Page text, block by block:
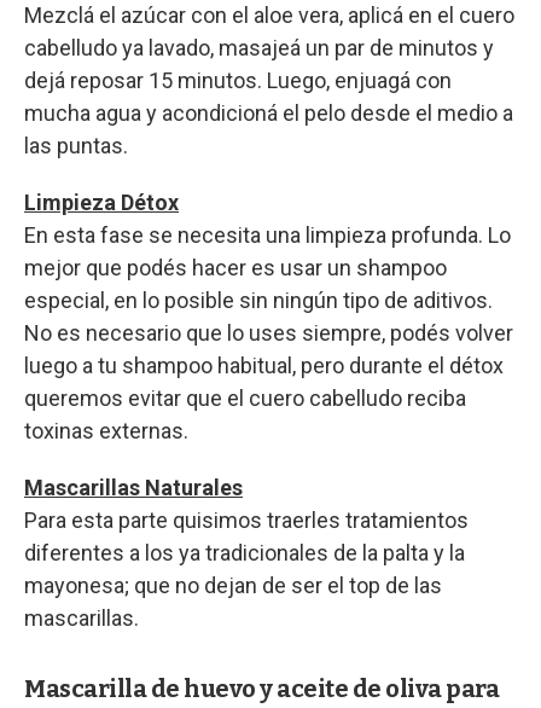
Mezclá el azúcar con el aloe vera, aplicá en el cuero
cabelludo ya lavado, masajeá un par de minutos y
dejá reposar 15 minutos. Luego, enjuagá con
mucha agua y acondicioná el pelo desde el medio a
las puntas.
Limpieza Détox
En esta fase se necesita una limpieza profunda. Lo
mejor que podés hacer es usar un shampoo
especial, en lo posible sin ningún tipo de aditivos.
No es necesario que lo uses siempre, podés volver
luego a tu shampoo habitual, pero durante el détox
queremos evitar que el cuero cabelludo reciba
toxinas externas.
Mascarillas Naturales
Para esta parte quisimos traerles tratamientos
diferentes a los ya tradicionales de la palta y la
mayonesa; que no dejan de ser el top de las
mascarillas.
Mascarilla de huevo y aceite de oliva para